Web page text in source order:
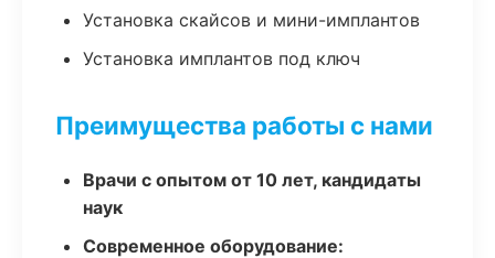
Установка скайсов и мини-имплантов
Установка имплантов под ключ
Преимущества работы с нами
Врачи с опытом от 10 лет, кандидаты
наук
Современное оборудование: